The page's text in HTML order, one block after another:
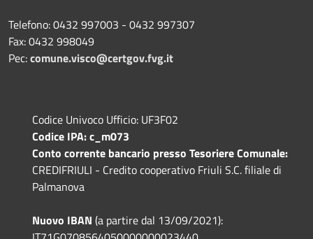
Telefono: 0432 997003 - 0432 997307
Fax: 0432 998049
Pec:comune.visco@certgov.fvg.it
Codice Univoco Ufficio: UF3F02
Codice IPA: c_m073
Conto corrente bancario presso Tesoriere Comunale:
CREDIFRIULI - Credito cooperativo Friuli S.C. filiale di
Palmanova
Nuovo IBAN (a partire dal 13/09/2021):